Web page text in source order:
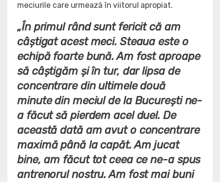
meciurile care urmează în viitorul apropiat.
„În primul rând sunt fericit că am
câştigat acest meci. Steaua este o
echipă foarte bună. Am fost aproape
să câştigăm şi în tur, dar lipsa de
concentrare din ultimele două
minute din meciul de la Bucureşti ne-
a făcut să pierdem acel duel. De
această dată am avut o concentrare
maximă până la capăt. Am jucat
bine, am făcut tot ceea ce ne-a spus
antrenorul nostru. Am fost mai buni